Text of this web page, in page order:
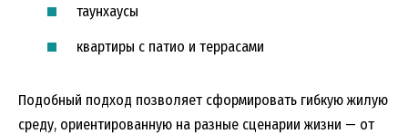
таунхаусы
квартиры с патио и террасами
Подобный подход позволяет сформировать гибкую жилую
среду, ориентированную на разные сценарии жизни — от